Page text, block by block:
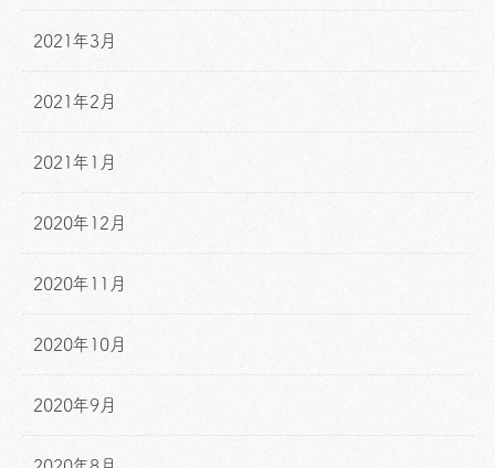
2021年3月
2021年2月
2021年1月
2020年12月
2020年11月
2020年10月
2020年9月